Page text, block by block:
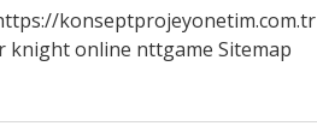
konseptprojeyonetim.com.tr
knight online nttgame Sitemap